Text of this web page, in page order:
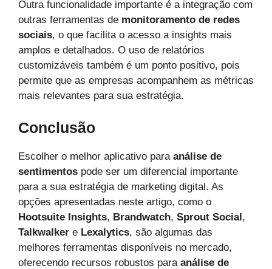
Outra funcionalidade importante é a integração com
outras ferramentas de monitoramento de redes
sociais, o que facilita o acesso a insights mais
amplos e detalhados. O uso de relatórios
customizáveis também é um ponto positivo, pois
permite que as empresas acompanhem as métricas
mais relevantes para sua estratégia.
Conclusão
Escolher o melhor aplicativo para análise de
sentimentos pode ser um diferencial importante
para a sua estratégia de marketing digital. As
opções apresentadas neste artigo, como o
Hootsuite Insights, Brandwatch, Sprout Social,
Talkwalker e Lexalytics, são algumas das
melhores ferramentas disponíveis no mercado,
oferecendo recursos robustos para análise de